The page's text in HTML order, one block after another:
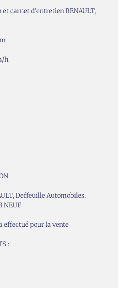
carnet d’entretien RENAULT,
h
Deffeuille Automobiles,
NEUF
effectué pour la vente
: